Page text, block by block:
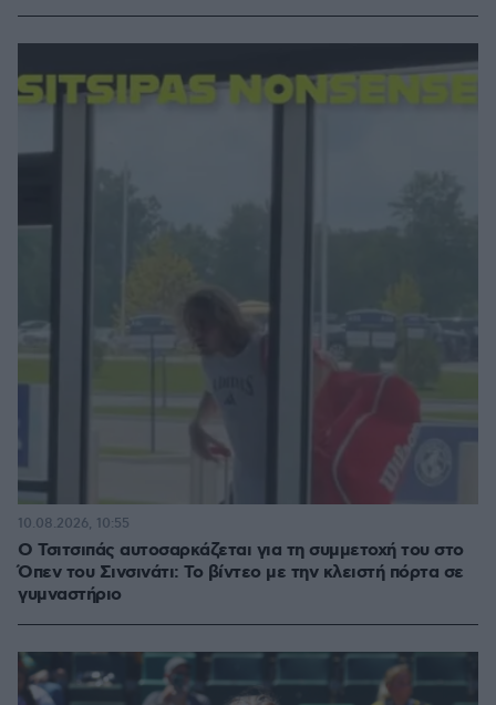
Ο Τσιτσιπάς αυτοσαρκάζεται για τη συμμετοχή του στο
Όπεν του Σινσινάτι: Το βίντεο με την κλειστή πόρτα σε
γυμναστήριο
10.08.2026, 10:55